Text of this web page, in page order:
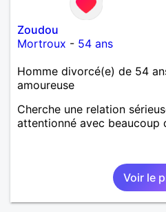
Zoudou
Mortroux - 54 ans
Homme divorcé(e) de 54
amoureuse
Cherche une relation
attentionné avec beaucoup
Voir le